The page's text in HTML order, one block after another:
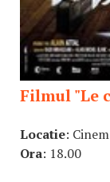
Filmul "Le
Locatie:
Ora: 18.00